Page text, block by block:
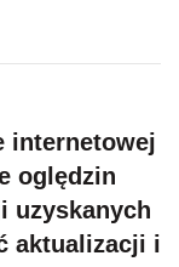
internetowej
oględzin
uzyskanych
aktualizacji i